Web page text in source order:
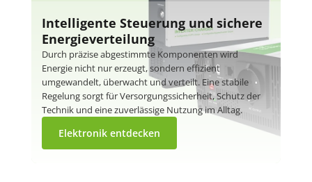
Intelligente Steuerung und sichere
Energieverteilung
Durch präzise abgestimmte Komponenten wird
Energie nicht nur erzeugt, sondern effizient
umgewandelt, überwacht und verteilt. Eine stabile
Regelung sorgt für Versorgungssicherheit, Schutz der
Technik und eine zuverlässige Nutzung im Alltag.
Elektronik entdecken